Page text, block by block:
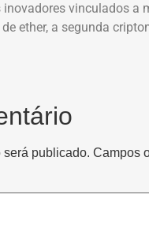
vinculados a
ether, a segunda
será publicado. Campos